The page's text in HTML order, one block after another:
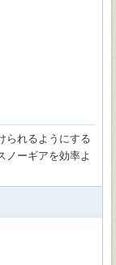
られるようにする
ノーギアを効率よ